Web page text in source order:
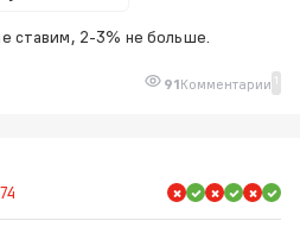
ставим, 2-3% не больше.
91Комментарии 1